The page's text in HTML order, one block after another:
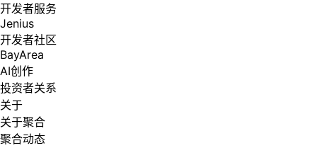
开发者服务
Jenius
开发者社区
BayArea
AI创作
投资者关系
关于
关于聚合
聚合动态